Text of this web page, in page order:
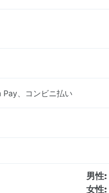
、コンビニ払い
男性:
女性: